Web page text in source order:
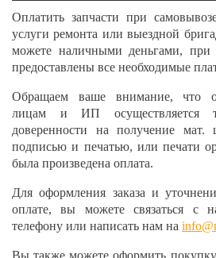
Оплатить запчасти при
услуги ремонта или выездной
можете наличными деньгами, при
предоставлены все необходимые
Обращаем ваше внимание, что
лицам и ИП осуществляется
доверенности на получение мат.
подписью и печатью, или печати
была произведена оплата.
Для оформления заказа и
оплате, вы можете связаться с
телефону или написать нам на
Вы также можете оформить